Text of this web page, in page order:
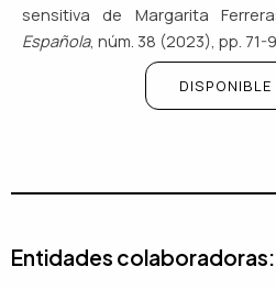
sensitiva de Margarita
Española, núm. 38 (2023), pp. 71-
DISPONIBLE
Entidades colaboradoras: